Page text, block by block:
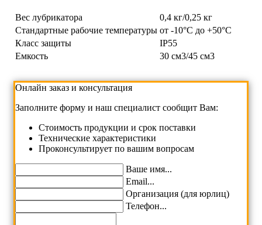
Вес лубрикатора
0,4 кг/0,25 кг
Стандартные рабочие температуры от -10°C до +50°C
Класс защиты
IP55
Емкость
30 см3/45 см3
Онлайн заказ и консультация
Заполните форму и наш специалист сообщит Вам:
Cтоимость продукции и срок поставки
Технические характеристики
Проконсультирует по вашим вопросам
Ваше имя...
Email...
Организация (для юрлиц)
Телефон...